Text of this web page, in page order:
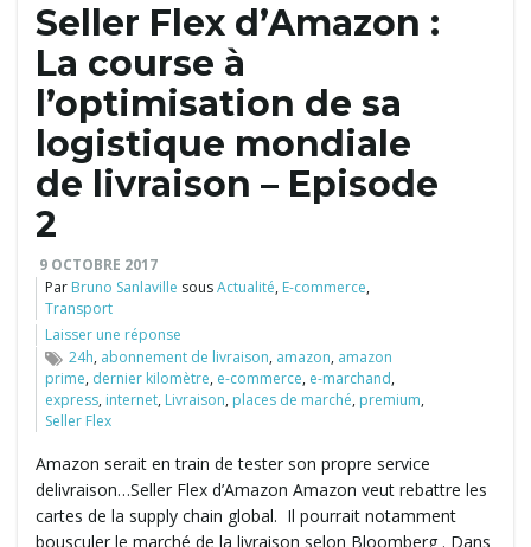
Seller Flex d’Amazon :
La course à
l’optimisation de sa
logistique mondiale
de livraison – Episode
2
9 OCTOBRE 2017
Par Bruno Sanlaville sousActualité, E-commerce,
Transport
Laisser une réponse
24h, abonnement de livraison, amazon, amazon
prime, dernier kilomètre, e-commerce, e-marchand,
express, internet, Livraison, places de marché, premium,
Seller Flex
Amazon serait en train de tester son propre service
delivraison…Seller Flex d’Amazon Amazon veut rebattre les
cartes de la supply chain global. Il pourrait notamment
bousculer le marché de la livraison selon Bloomberg . Dans